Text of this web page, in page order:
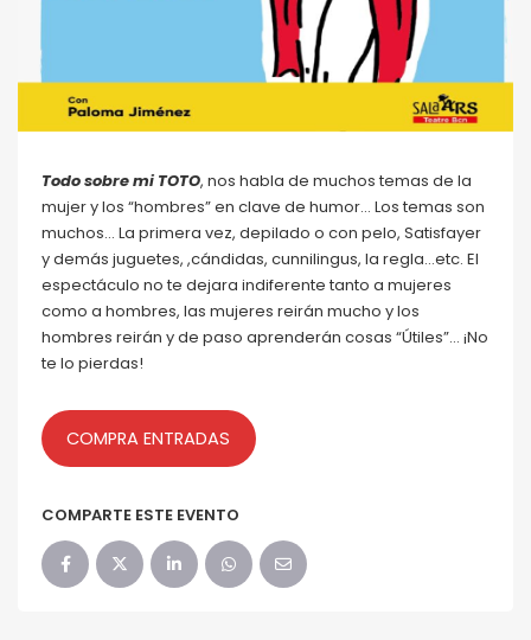
Todo sobre mi TOTO, nos habla de muchos temas de la
mujer y los “hombres” en clave de humor… Los temas son
muchos… La primera vez, depilado o con pelo, Satisfayer
y demás juguetes, ,cándidas, cunnilingus, la regla…etc. El
espectáculo no te dejara indiferente tanto a mujeres
como a hombres, las mujeres reirán mucho y los
hombres reirán y de paso aprenderán cosas “Útiles”… ¡No
te lo pierdas!
COMPRA ENTRADAS
COMPARTE ESTE EVENTO